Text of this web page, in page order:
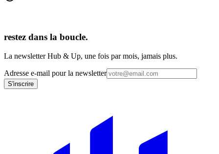
restez dans la boucle.
La newsletter Hub & Up, une fois par mois, jamais plus.
Adresse e-mail pour la newsletter
S'inscrire